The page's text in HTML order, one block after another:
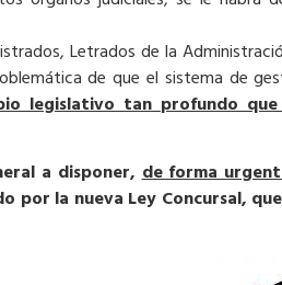
Letrados de la
de que el sistema de
legislativo tan profundo
a disponer,de forma
por la nueva Ley Concursal,